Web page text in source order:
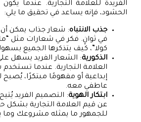
الفريدة للعلامة التجارية. عندما
الحشود، فإنه يساعد في تحقيق ما يلي:
جذب الانتباه: شعار جذاب يمكن أن
في ثوانٍ. فكر في شعارات مثل
كولا”، كيف يتذكرها الجميع
الذكورية: الشعار الفريد يسهل
العلامة التجارية. عندما
إبداعية أو مفهومًا مبتكرًا، يُصبح
عاطفي معه.
ابتكار الهوية: التصميم الفريد
عن قيم العلامة التجارية بشكل
للجمهور ما يمثله مشروعك وما